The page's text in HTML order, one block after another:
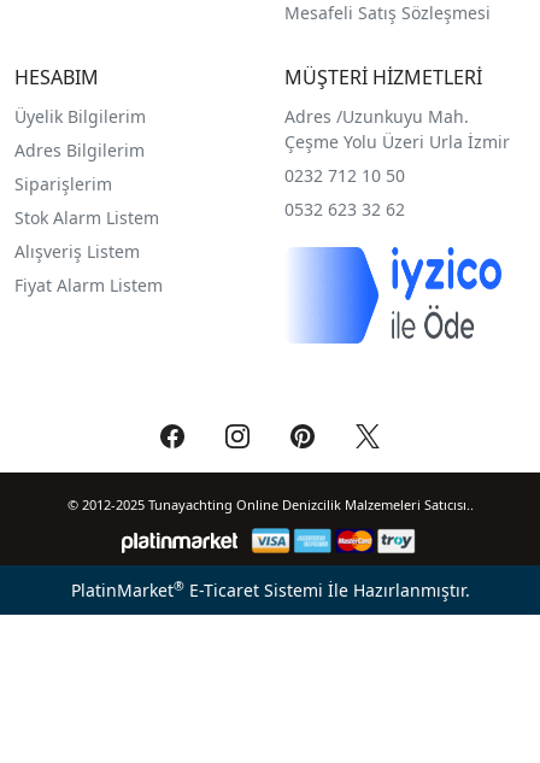
Mesafeli Satış Sözleşmesi
HESABIM
Üyelik Bilgilerim
Adres Bilgilerim
Siparişlerim
Stok Alarm Listem
Alışveriş Listem
Fiyat Alarm Listem
MÜŞTERİ HİZMETLERİ
Adres /Uzunkuyu Mah.
Çeşme Yolu Üzeri Urla İzmir
0232 712 10 50
0532 623 32 62
© 2012-2025 Tunayachting Online Denizcilik Malzemeleri Satıcısı..
PlatinMarket®E-Ticaret Sistemi İle Hazırlanmıştır.